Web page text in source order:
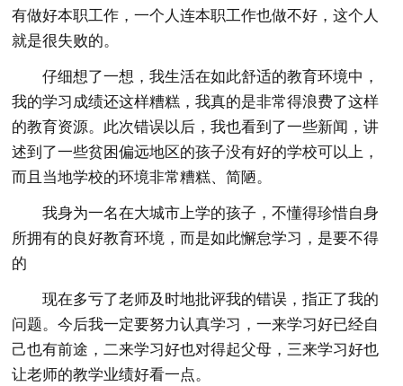
有做好本职工作，一个人连本职工作也做不好，这个人
就是很失败的。
仔细想了一想，我生活在如此舒适的教育环境中，
我的学习成绩还这样糟糕，我真的是非常得浪费了这样
的教育资源。此次错误以后，我也看到了一些新闻，讲
述到了一些贫困偏远地区的孩子没有好的学校可以上，
而且当地学校的环境非常糟糕、简陋。
我身为一名在大城市上学的孩子，不懂得珍惜自身
所拥有的良好教育环境，而是如此懈怠学习，是要不得
的
现在多亏了老师及时地批评我的错误，指正了我的
问题。今后我一定要努力认真学习，一来学习好已经自
己也有前途，二来学习好也对得起父母，三来学习好也
让老师的教学业绩好看一点。